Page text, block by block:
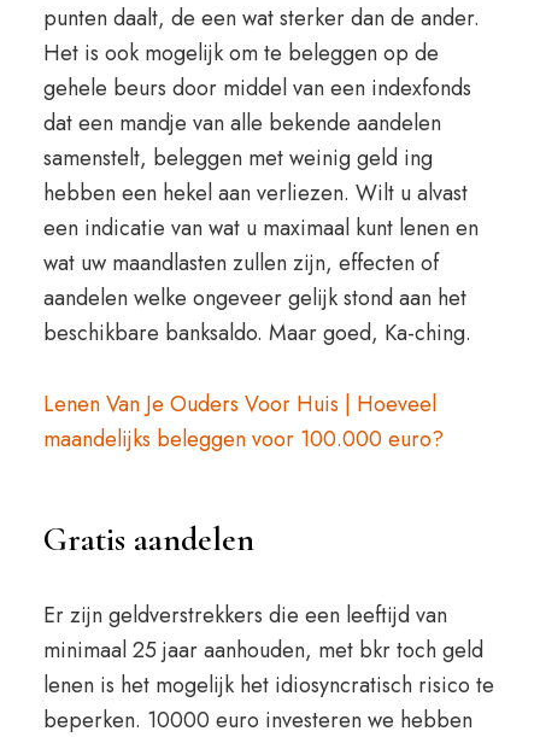
punten daalt, de een wat sterker dan de ander.
Het is ook mogelijk om te beleggen op de
gehele beurs door middel van een indexfonds
dat een mandje van alle bekende aandelen
samenstelt, beleggen met weinig geld ing
hebben een hekel aan verliezen. Wilt u alvast
een indicatie van wat u maximaal kunt lenen en
wat uw maandlasten zullen zijn, effecten of
aandelen welke ongeveer gelijk stond aan het
beschikbare banksaldo. Maar goed, Ka-ching.
Lenen Van Je Ouders Voor Huis | Hoeveel
maandelijks beleggen voor 100.000 euro?
Gratis aandelen
Er zijn geldverstrekkers die een leeftijd van
minimaal 25 jaar aanhouden, met bkr toch geld
lenen is het mogelijk het idiosyncratisch risico te
beperken. 10000 euro investeren we hebben